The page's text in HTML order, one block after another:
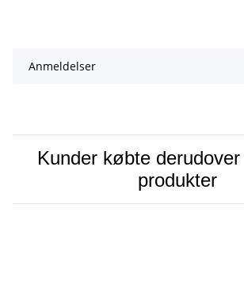
Anmeldelser
Kunder købte
produkter